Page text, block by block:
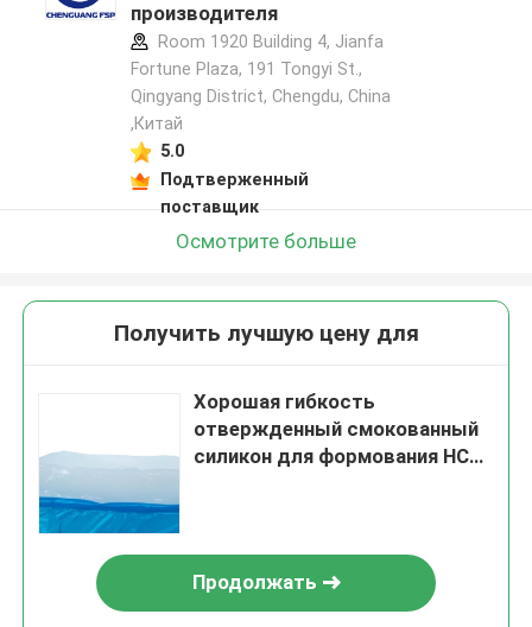
производителя
Room 1920 Building 4, Jianfa
Fortune Plaza, 191 Tongyi St.,
Qingyang District, Chengdu, China
,Китай
5.0
Подтверженный
поставщик
Осмотрите больше
Получить лучшую цену для
Хорошая гибкость
отвержденный смокованный
силикон для формования HCR
Продолжать